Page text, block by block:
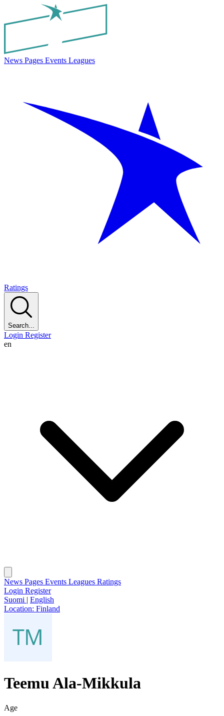
News Pages Events Leagues
Ratings
Search...
Login Register
en
News Pages Events Leagues Ratings
Login Register
Suomi | English
Location: Finland
TeemuAla-Mikkula
Age